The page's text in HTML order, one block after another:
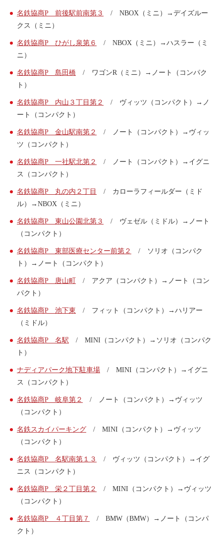
名鉄協商P 前後駅前南第３
/ NBOX（ミニ）→デイズルー
クス（ミニ）
名鉄協商P ひがし泉第６
/ NBOX（ミニ）→ハスラー（ミ
ニ）
名鉄協商P 島田橋 / ワゴンR（ミニ）→ノート（コンパク
ト）
名鉄協商P 内山３丁目第２
/ ヴィッツ（コンパクト）→ノ
ート（コンパクト）
名鉄協商P 金山駅南第２
/ ノート（コンパクト）→ヴィッ
ツ（コンパクト）
名鉄協商P 一社駅北第２
/ ノート（コンパクト）→イグニ
ス（コンパクト）
名鉄協商P 丸の内２丁目
/ カローラフィールダー（ミド
ル）→NBOX（ミニ）
名鉄協商P 東山公園北第３
/ ヴェゼル（ミドル）→ノート
（コンパクト）
名鉄協商P 東部医療センター前第２
/ ソリオ（コンパク
ト）→ノート（コンパクト）
名鉄協商P 唐山町
/ アクア（コンパクト）→ノート（コン
パクト）
名鉄協商P 池下東 / フィット（コンパクト）→ハリアー
（ミドル）
名鉄協商P 名駅 / MINI（コンパクト）→ソリオ（コンパク
ト）
ナディアパーク地下駐車場 / MINI（コンパクト）→イグニ
ス（コンパクト）
名鉄協商P 岐阜第２
/ ノート（コンパクト）→ヴィッツ
（コンパクト）
名鉄スカイパーキング / MINI（コンパクト）→ヴィッツ
（コンパクト）
名鉄協商P 名駅南第１３
/ ヴィッツ（コンパクト）→イグ
ニス（コンパクト）
名鉄協商P 栄２丁目第２
/ MINI（コンパクト）→ヴィッツ
（コンパクト）
名鉄協商P ４丁目第７
/ BMW（BMW）→ノート（コンパ
クト）